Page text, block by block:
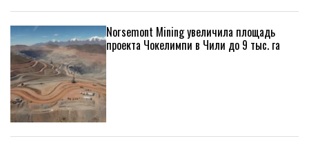
Norsemont Mining увеличила площадь
проекта Чокелимпи в Чили до 9 тыс. га